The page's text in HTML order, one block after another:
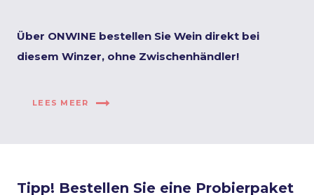
Über ONWINE bestellen Sie Wein direkt bei
diesem Winzer, ohne Zwischenhändler!
LEES MEER
Tipp! Bestellen Sie eine Probierpaket